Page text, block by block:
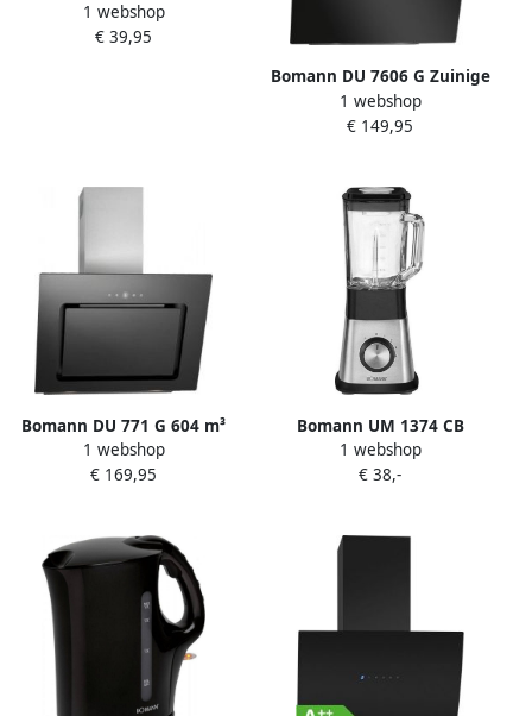
Gourmetset 8 personen
-1400 W Zwart
1 webshop
€ 39,95
Bomann DU 7606 G Zuinige
en Stille Afzuigkap 60cm
A++ 480m3
1 webshop
€ 149,95
Bomann DU 771 G 604 m³
uur Muurmontage Zwart
Zilver A
1 webshop
€ 169,95
Bomann UM 1374 CB
Blender Zwart RVS
1 webshop
€ 38,-